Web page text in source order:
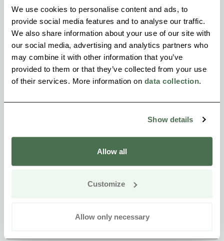
We use cookies to personalise content and ads, to
provide social media features and to analyse our traffic.
We also share information about your use of our site with
our social media, advertising and analytics partners who
may combine it with other information that you’ve
provided to them or that they’ve collected from your use
of their services. More information on data collection
Show details
Allow all
Customize
Allow only necessary